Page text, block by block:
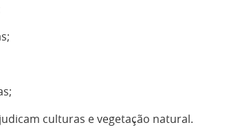
culturas e vegetação natural.